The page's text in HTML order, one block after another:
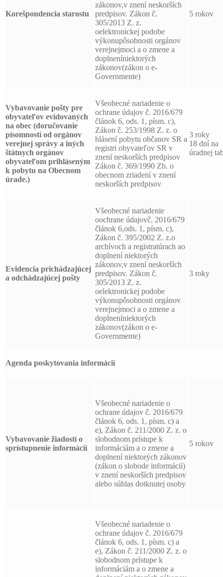
Korešpondencia starostu
zákonov,v znení neskorších
predpisov. Zákon č.
305/2013 Z. z.
oelektronickej podobe
výkonupôsobnosti orgánov
verejnejmoci a o zmene a
doplneníniektorých
zákonov(zákon o e-
Governmente)
5 rokov
Vybavovanie pošty pre
obyvateľov evidovaných
na obec (doručovanie
písomností od orgánov
verejnej správy a iných
štátnych orgánov
obyvateľom prihláseným
k pobytu na Obecnom
úrade.)
Všeobecné nariadenie o
ochrane údajov č. 2016/679
článok 6, ods. 1, písm. c),
Zákon č. 253/1998 Z. z. o
hlásení pobytu občanov SR a
registri obyvateľov SR v
znení neskorších predpisov
Zákon č. 369/1990 Zb. o
obecnom zriadení v znení
neskorších predpisov
3 roky
18 dní na
úradnej
Evidencia prichádzajúcej
a odchádzajúcej pošty
Všeobecné nariadenie
oochrane údajovč. 2016/679
článok 6,ods. 1, písm. c),
Zákon č. 395/2002 Z. z.o
archívoch a registratúrach ao
doplnení niektorých
zákonov,v znení neskorších
predpisov. Zákon č.
305/2013 Z. z.
oelektronickej podobe
výkonupôsobnosti orgánov
verejnejmoci a o zmene a
doplneníniektorých
zákonov(zákon o e-
Governmente)
3 roky
Agenda poskytovania informácií
Vybavovanie žiadostí o
sprístupnenie informácií
Všeobecné nariadenie o
ochrane údajov č. 2016/679
článok 6, ods. 1, písm. c) a
e), Zákon č. 211/2000 Z. z. o
slobodnom prístupe k
informáciám a o zmene a
doplnení niektorých zákonov
(zákon o slobode informácií)
v znení neskorších predpisov
alebo súhlas dotknutej osoby
5 rokov
Všeobecné nariadenie o
ochrane údajov č. 2016/679
článok 6, ods. 1, písm. c) a
e), Zákon č. 211/2000 Z. z. o
slobodnom prístupe k
informáciám a o zmene a